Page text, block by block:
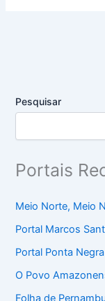
Pesquisar
Portais
Meio Norte, Meio
Portal Marcos
Portal Ponta
O Povo
Folha de